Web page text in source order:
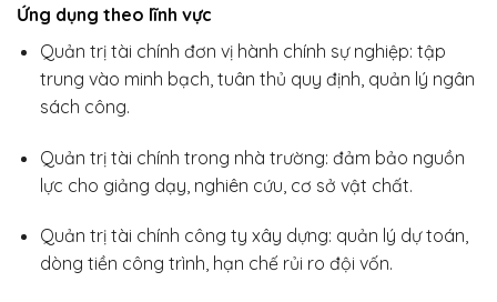
Ứng dụng theo lĩnh vực
Quản trị tài chính đơn vị hành chính sự nghiệp: tập
trung vào minh bạch, tuân thủ quy định, quản lý ngân
sách công.
Quản trị tài chính trong nhà trường: đảm bảo nguồn
lực cho giảng dạy, nghiên cứu, cơ sở vật chất.
Quản trị tài chính công ty xây dựng: quản lý dự toán,
dòng tiền công trình, hạn chế rủi ro đội vốn.